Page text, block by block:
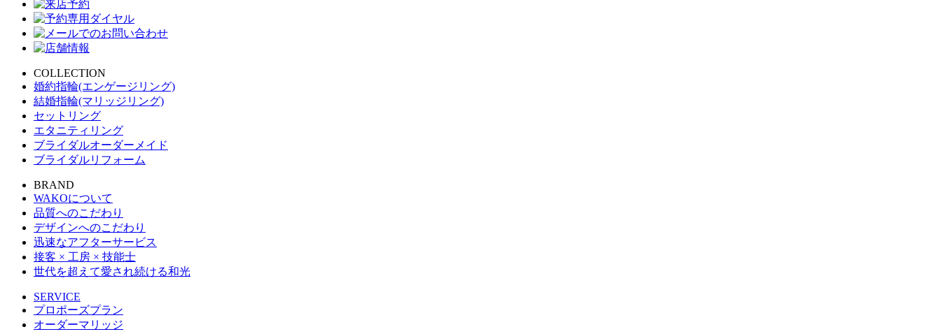
COLLECTION
婚約指輪(エンゲージリング)
結婚指輪(マリッジリング)
セットリング
エタニティリング
ブライダルオーダーメイド
ブライダルリフォーム
BRAND
WAKOについて
品質へのこだわり
デザインへのこだわり
迅速なアフターサービス
接客 × 工房 × 技能士
世代を超えて愛され続ける和光
SERVICE
プロポーズプラン
オーダーマリッジ